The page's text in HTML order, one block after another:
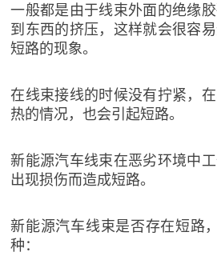
一般都是由于线束外面的绝缘
到东西的挤压，这样就会很容
短路的现象。
在线束接线的时候没有拧紧，
热的情况，也会引起短路。
新能源汽车线束在恶劣环境中
出现损伤而造成短路。
新能源汽车线束是否存在短路
种：